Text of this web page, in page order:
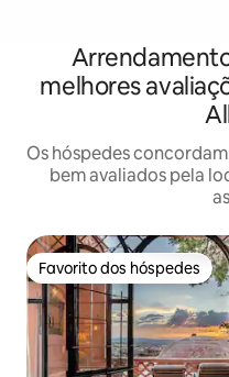
melhores
Os hóspedes
bem avaliados pela
Favorito dos hóspedes
Favorito dos hóspedes